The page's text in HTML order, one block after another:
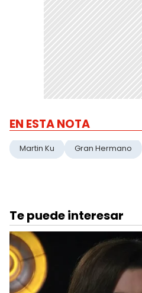
EN ESTA NOTA
Martin Ku Gran Hermano